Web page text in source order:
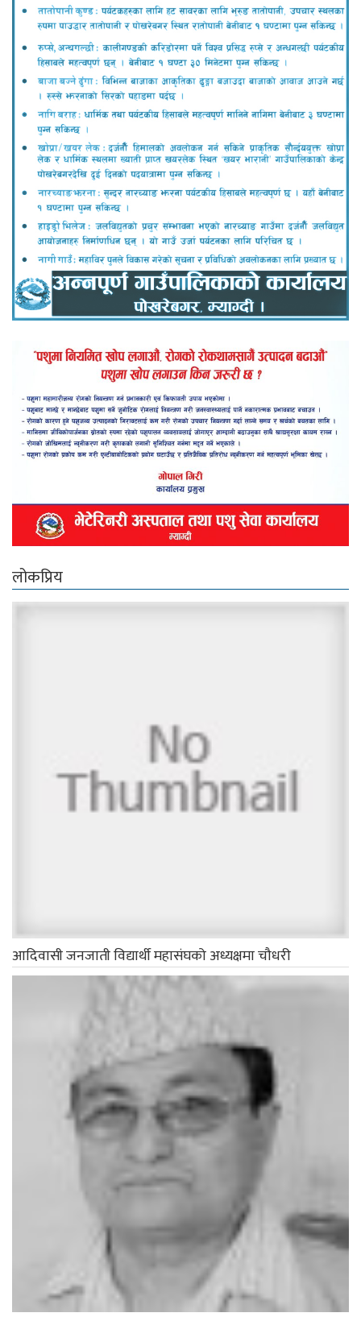
लोकप्रिय
आदिवासी जनजाती विद्यार्थी महासंघको अध्यक्षमा चौधरी